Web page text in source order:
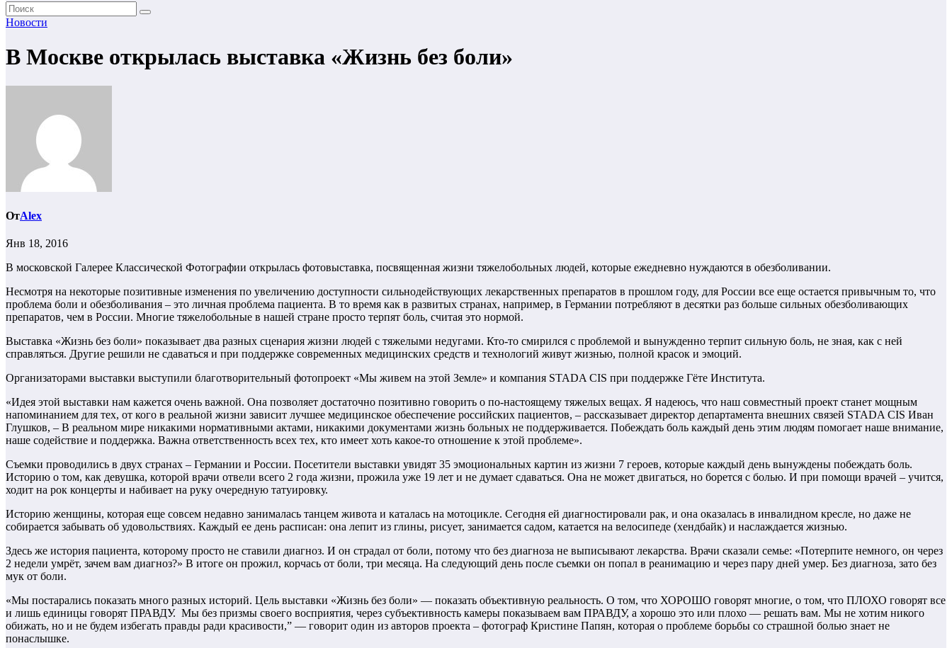
Новости
В Москве открылась выставка «Жизнь без боли»
ОтAlex
Янв 18, 2016
В московской Галерее Классической Фотографии открылась фотовыставка, посвященная жизни тяжелобольных людей, которые ежедневно нуждаются в обезболивании.
Несмотря на некоторые позитивные изменения по увеличению доступности сильнодействующих лекарственных препаратов в прошлом году, для России все еще остается привычным то, что
проблема боли и обезболивания – это личная проблема пациента. В то время как в развитых странах, например, в Германии потребляют в десятки раз больше сильных обезболивающих
препаратов, чем в России. Многие тяжелобольные в нашей стране просто терпят боль, считая это нормой.
Выставка «Жизнь без боли» показывает два разных сценария жизни людей с тяжелыми недугами. Кто-то смирился с проблемой и вынужденно терпит сильную боль, не зная, как с ней
справляться. Другие решили не сдаваться и при поддержке современных медицинских средств и технологий живут жизнью, полной красок и эмоций.
Организаторами выставки выступили благотворительный фотопроект «Мы живем на этой Земле» и компания STADA CIS при поддержке Гёте Института.
«Идея этой выставки нам кажется очень важной. Она позволяет достаточно позитивно говорить о по-настоящему тяжелых вещах. Я надеюсь, что наш совместный проект станет мощным
напоминанием для тех, от кого в реальной жизни зависит лучшее медицинское обеспечение российских пациентов, – рассказывает директор департамента внешних связей STADA CIS Иван
Глушков, – В реальном мире никакими нормативными актами, никакими документами жизнь больных не поддерживается. Побеждать боль каждый день этим людям помогает наше внимание,
наше содействие и поддержка. Важна ответственность всех тех, кто имеет хоть какое-то отношение к этой проблеме».
Съемки проводились в двух странах – Германии и России. Посетители выставки увидят 35 эмоциональных картин из жизни 7 героев, которые каждый день вынуждены побеждать боль.
Историю о том, как девушка, которой врачи отвели всего 2 года жизни, прожила уже 19 лет и не думает сдаваться. Она не может двигаться, но борется с болью. И при помощи врачей – учится,
ходит на рок концерты и набивает на руку очередную татуировку.
Историю женщины, которая еще совсем недавно занималась танцем живота и каталась на мотоцикле. Сегодня ей диагностировали рак, и она оказалась в инвалидном кресле, но даже не
собирается забывать об удовольствиях. Каждый ее день расписан: она лепит из глины, рисует, занимается садом, катается на велосипеде (хендбайк) и наслаждается жизнью.
Здесь же история пациента, которому просто не ставили диагноз. И он страдал от боли, потому что без диагноза не выписывают лекарства. Врачи сказали семье: «Потерпите немного, он через
2 недели умрёт, зачем вам диагноз?» В итоге он прожил, корчась от боли, три месяца. На следующий день после съемки он попал в реанимацию и через пару дней умер. Без диагноза, зато без
мук от боли.
«Мы постарались показать много разных историй. Цель выставки «Жизнь без боли» — показать объективную реальность. О том, что ХОРОШО говорят многие, о том, что ПЛОХО говорят все
и лишь единицы говорят ПРАВДУ. Мы без призмы своего восприятия, через субъективность камеры показываем вам ПРАВДУ, а хорошо это или плохо — решать вам. Мы не хотим никого
обижать, но и не будем избегать правды ради красивости,” — говорит один из авторов проекта – фотограф Кристине Папян, которая о проблеме борьбы со страшной болью знает не
понаслышке.